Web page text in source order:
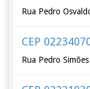
Rua Pedro
CEP
Rua Pedro Simões